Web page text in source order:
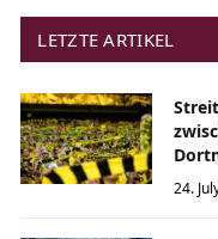
LETZTE ARTIKEL
24.